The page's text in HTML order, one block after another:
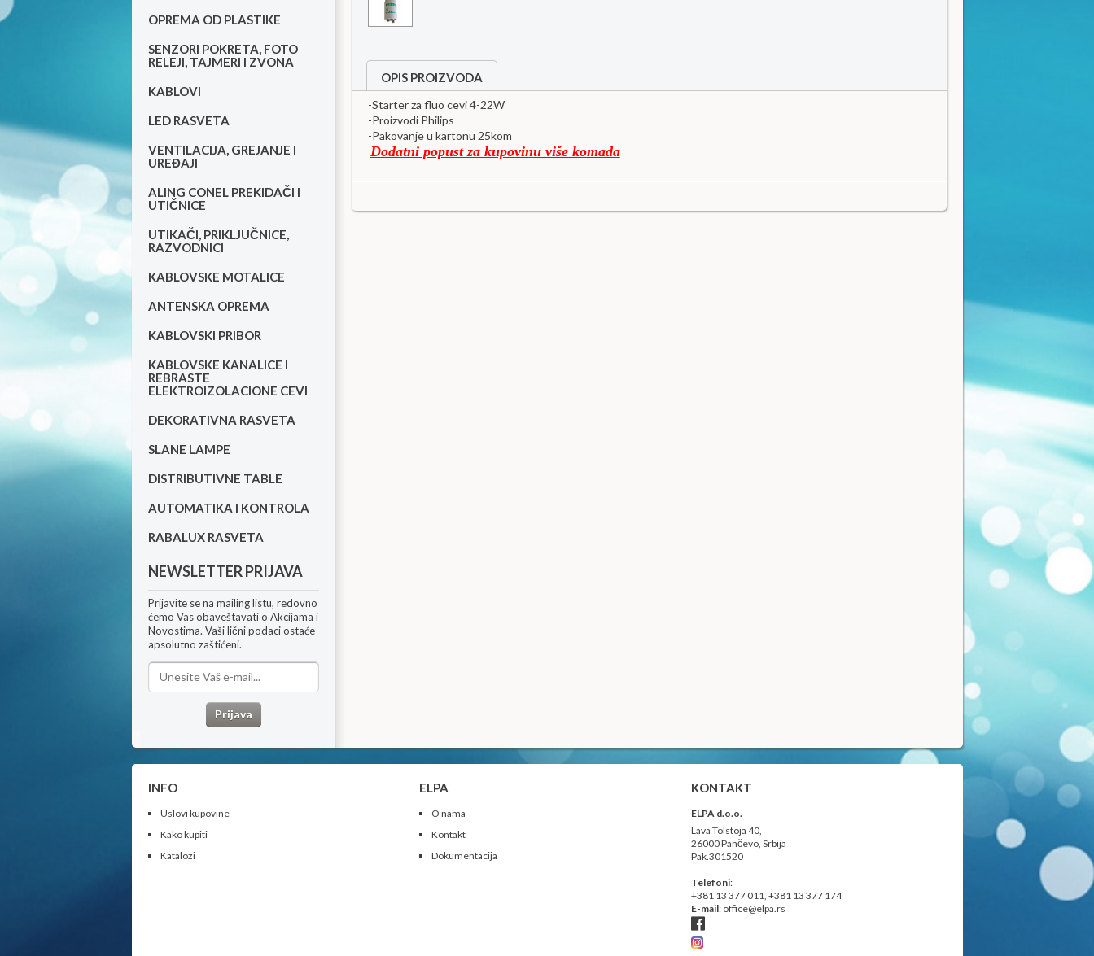
OPREMA OD PLASTIKE
SENZORI POKRETA, FOTO
RELEJI, TAJMERI I ZVONA
KABLOVI
LED RASVETA
VENTILACIJA, GREJANJE I
UREĐAJI
ALING CONEL PREKIDAČI I
UTIČNICE
UTIKAČI, PRIKLJUČNICE,
RAZVODNICI
KABLOVSKE MOTALICE
ANTENSKA OPREMA
KABLOVSKI PRIBOR
KABLOVSKE KANALICE I
REBRASTE
ELEKTROIZOLACIONE CEVI
DEKORATIVNA RASVETA
SLANE LAMPE
DISTRIBUTIVNE TABLE
AUTOMATIKA I KONTROLA
RABALUX RASVETA
NEWSLETTER PRIJAVA
Prijavite se na mailing listu, redovno
ćemo Vas obaveštavati o Akcijama i
Novostima​. Vaši lični podaci ostaće
apsolutno zaštićeni.
Prijava
OPIS PROIZVODA
-Starter za fluo cevi 4-22W
-Proizvodi Philips
-Pakovanje u kartonu 25kom
Dodatni popust za kupovinu više komada
INFO
Uslovi kupovine
Kako kupiti
Katalozi
ELPA
O nama
Kontakt
Dokumentacija
KONTAKT
ELPA d.o.o.
Lava Tolstoja 40,
26000 Pančevo, Srbija
Pak.301520
Telefoni:
+381 13 377 011, +381 13 377 174
E-mail: office@elpa.rs